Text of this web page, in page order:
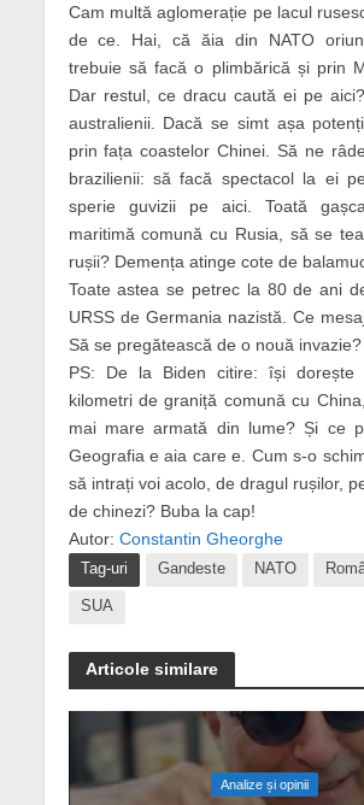
Cam multă aglomerație pe lacul
de ce. Hai, că ăia din NATO
trebuie să facă o plimbărică și prin
Dar restul, ce dracu caută ei pe
australienii. Dacă se simt așa
prin fața coastelor Chinei. Să ne
brazilienii: să facă spectacol la ei
sperie guvizii pe aici. Toată
maritimă comună cu Rusia, să se
rușii? Demența atinge cote de
Toate astea se petrec la 80 de ani
URSS de Germania nazistă. Ce
Să se pregătească de o nouă invazie?
PS: De la Biden citire: își dorește
kilometri de graniță comună cu
mai mare armată din lume? Și ce
Geografia e aia care e. Cum s-o
să intrați voi acolo, de dragul rușilor,
de chinezi? Buba la cap!
Autor: Constantin Gheorghe
Tag-uri Gandeste NATO
SUA
Articole similare
Analize și opinii